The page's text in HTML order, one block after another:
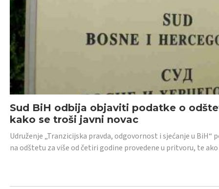
Sud BiH odbija objaviti podatke o
kako se troši javni novac
Udruženje „Tranzicijska pravda, odgovornost i sjećanje u
na odštetu za više od četiri godine provedene u pritvoru, te